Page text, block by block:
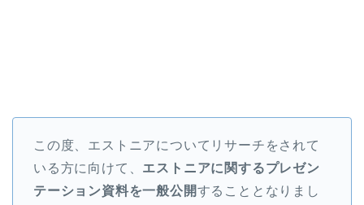
この度、エストニアについてリサーチをされて
いる方に向けて、 エストニアに関するプレゼン
テーション資料を一般公開することとなりまし